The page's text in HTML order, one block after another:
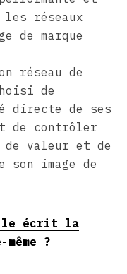
les réseaux
de marque
réseau de
de
de ses
de contrôler
de valeur et de
son image de
écrit la
?